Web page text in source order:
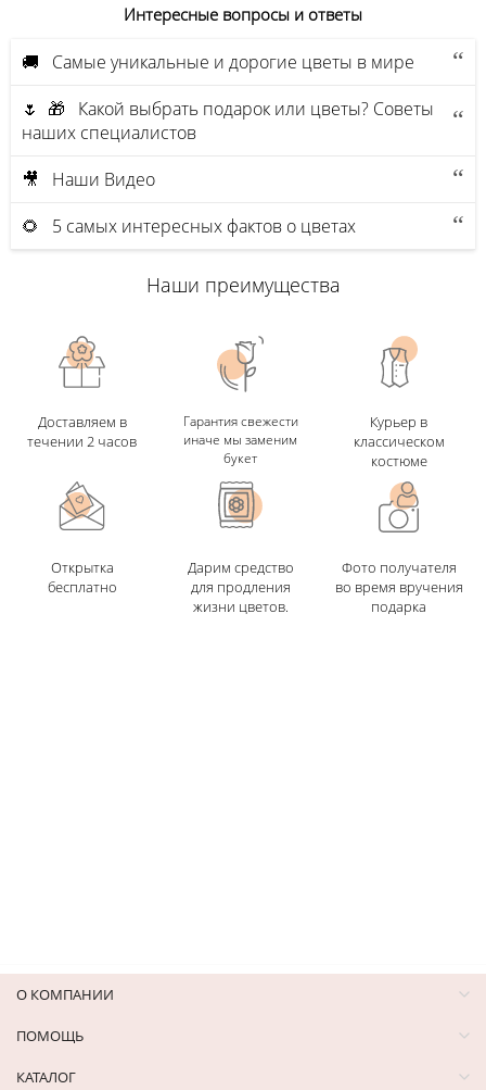
Интересные вопросы и ответы
🚚 Самые уникальные и дорогие цветы в мире
🌷 🎁 Какой выбрать подарок или цветы? Советы
наших специалистов
🎥 Наши Видео
🌻 5 самых интересных фактов о цветах
Наши преимущества
Доставляем в
течении 2 часов
Гарантия свежести
иначе мы заменим
букет
Курьер в
классическом
костюме
Открытка
бесплатно
Дарим средство
для продления
жизни цветов.
Фото получателя
во время вручения
подарка
О КОМПАНИИ
ПОМОЩЬ
КАТАЛОГ